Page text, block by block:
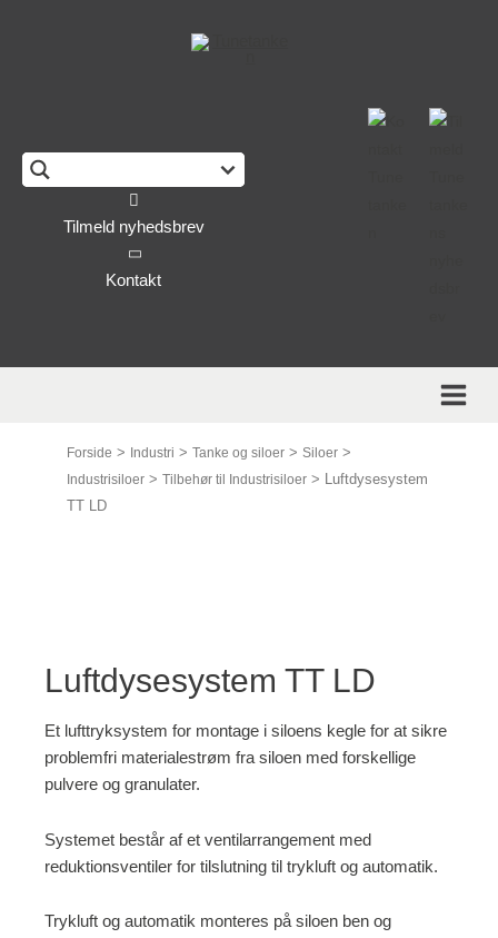
Tilmeld nyhedsbrev
Kontakt
Forside > Industri > Tanke og siloer > Siloer >
Industrisiloer > Tilbehør til Industrisiloer > Luftdysesystem
TT LD
Luftdysesystem TT LD
Et lufttryksystem for montage i siloens kegle for at sikre
problemfri materialestrøm fra siloen med forskellige
pulvere og granulater.
Systemet består af et ventilarrangement med
reduktionsventiler for tilslutning til trykluft og automatik.
Trykluft og automatik monteres på siloen ben og
This form is temporarily unavailable.